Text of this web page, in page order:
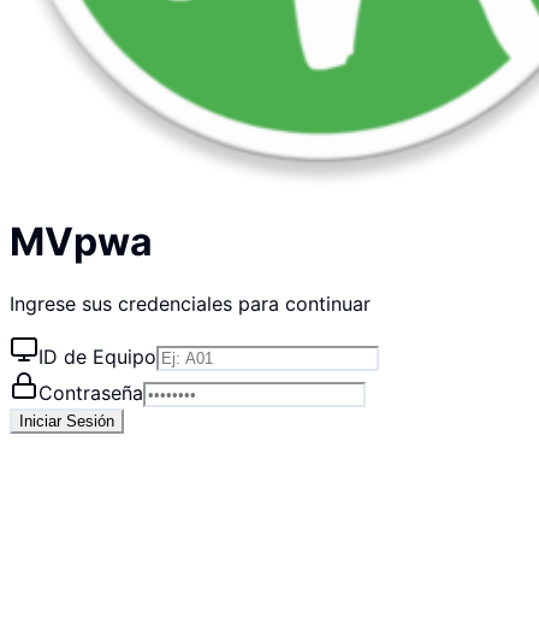
MVpwa
Ingrese sus credenciales para continuar
ID de Equipo
Contraseña
Iniciar Sesión